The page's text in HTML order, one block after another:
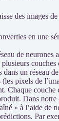
des images
en une
de
couches
un réseau
pixels de
Chaque
Dans notre
» à l’aide de
Par